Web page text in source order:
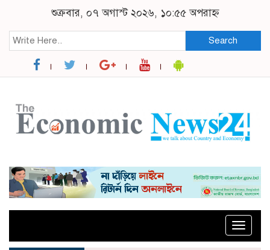
শুক্রবার, ০৭ অগাস্ট ২০২৬, ১০:৫৫ অপরাহ্ন
Search
Toggle